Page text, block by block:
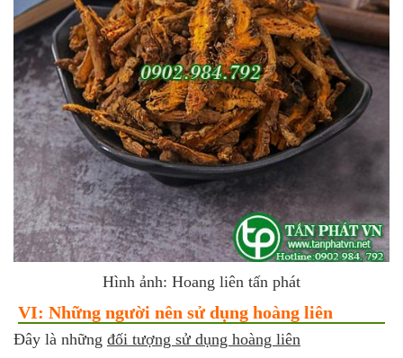
Hình ảnh: Hoang liên tấn phát
VI: Những người nên sử dụng hoàng liên
Đây là những đối tượng sử dụng hoàng liên